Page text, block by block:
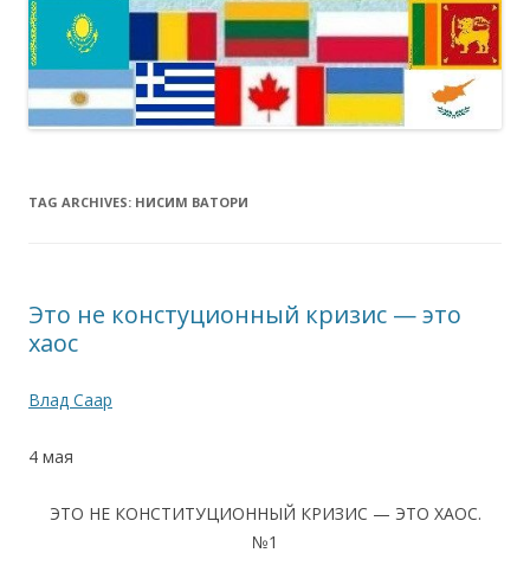
TAG ARCHIVES: НИСИМ ВАТОРИ
Это не констуционный кризис — это
хаос
Влад Саар
4 мая
ЭТО НЕ КОНСТИТУЦИОННЫЙ КРИЗИС — ЭТО ХАОС.
№1